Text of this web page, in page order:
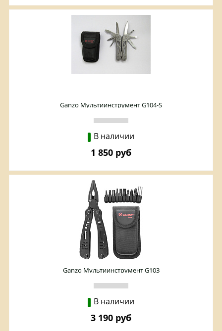
Ganzo Мультиинструмент G104-S
В наличии
1 850 руб
Ganzo Мультиинструмент G103
В наличии
3 190 руб